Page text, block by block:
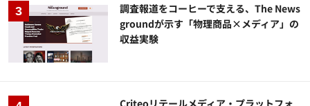
調査報道をコーヒーで支える、The News
groundが示す「物理商品×メディア」の
収益実験
Criteoリテールメディア・プラットフォ